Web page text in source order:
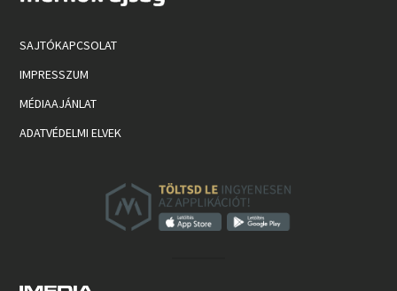
SAJTÓKAPCSOLAT
IMPRESSZUM
MÉDIAAJÁNLAT
ADATVÉDELMI ELVEK